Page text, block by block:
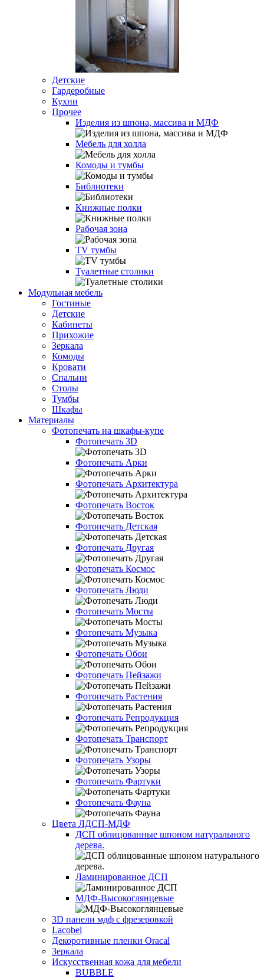
Детские
Гардеробные
Кухни
Прочее
Изделия из шпона, массива и МДФ
Мебель для холла
Комоды и тумбы
Библиотеки
Книжные полки
Рабочая зона
TV тумбы
Туалетные столики
Модульная мебель
Гостиные
Детские
Кабинеты
Прихожие
Зеркала
Комоды
Кровати
Спальни
Столы
Тумбы
Шкафы
Материалы
Фотопечать на шкафы-купе
Фотопечать 3D
Фотопечать Арки
Фотопечать Архитектура
Фотопечать Восток
Фотопечать Детская
Фотопечать Другая
Фотопечать Космос
Фотопечать Люди
Фотопечать Мосты
Фотопечать Музыка
Фотопечать Обои
Фотопечать Пейзажи
Фотопечать Растения
Фотопечать Репродукция
Фотопечать Транспорт
Фотопечать Узоры
Фотопечать Фартуки
Фотопечать Фауна
Цвета ЛДСП-МДФ
ДСП облицованные шпоном натурального
дерева.
Ламинированное ДСП
МДФ-Высокоглянцевые
3D панели мдф с фрезеровкой
Lacobel
Декоротивные пленки Oracal
Зеркала
Искусственная кожа для мебели
BUBBLE